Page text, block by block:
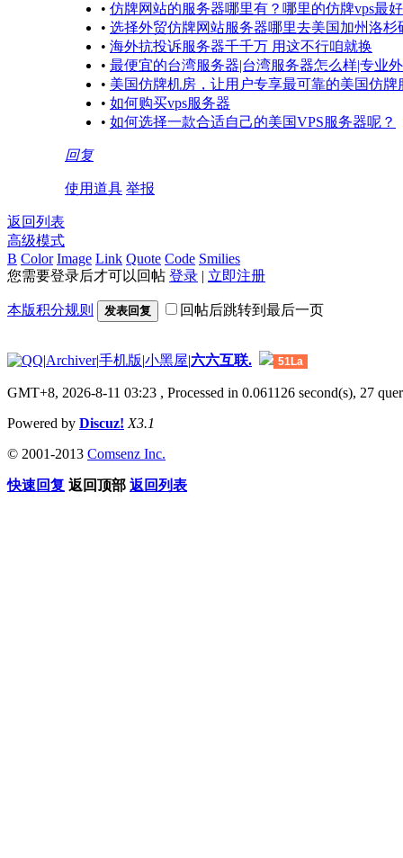
• 仿牌网站的服务器哪里有？哪里的仿牌vps最
• 选择外贸仿牌网站服务器哪里去美国加州洛杉
• 海外抗投诉服务器千千万 用这不行咱就换
• 最便宜的台湾服务器|台湾服务器怎么样|专业
• 美国仿牌机房，让用户专享最可靠的美国仿牌
• 如何购买vps服务器
• 如何选择一款合适自己的美国VPS服务器呢？
回复
使用道具 举报
返回列表
高级模式
B Color Image Link Quote Code Smilies
您需要登录后才可以回帖 登录 | 立即注册
本版积分规则 发表回复 回帖后跳转到最后一页
|Archiver|手机版|小黑屋|六六互联. 51La
GMT+8, 2026-8-11 03:23 , Processed in 0.061126 second(s), 27
Powered by Discuz! X3.1
© 2001-2013 Comsenz Inc.
快速回复 返回顶部 返回列表